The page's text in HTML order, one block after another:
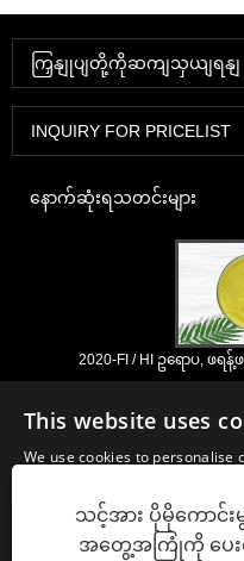
ကြှနျုပျတို့ကိုဆကျသှယျရနျ
INQUIRY FOR PRICELIST
နောက်ဆုံးရသတင်းများ
2020-FI / HI ဥရောပ, ဖရန့်
ကျနော်တို့နှစ်ပေါင်းများစွာအတွေ့
တရုတ်, ဂျပန်နှင့်ကိုရီးယားအခြေစို
များမှ nutraceuticals, ဖ
အဖျော်ယမကာစက်မှုလုပ်ငန်းများအ
နှင့်ထုတ်ကုန်ဖွံ့ဖြိုး, စျေးကွက်နှင့်ဖြန့်
တို့၏ကျွမ်းကျင်မှုနှင့်ဂုဏ်သ
တို့၏လုပ်ဖော်ကိုင်ဖက်
သင့်အား ပိုမိုကောင်
အတွေ့အကြုံကို ပေး
This website uses
We use cookies to
We also share information
advertising and analytics
information that you’ve
from your use of their services.